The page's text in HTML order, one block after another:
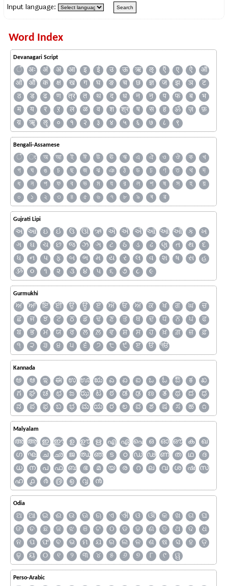
Input language:
Word Index
Devanagari Script
ँ अः अं अ आ इ ई उ ऊ ऋ ऌ ऍ ए ऐ
ऑ
ओ
औ क क्ष ख ग घ ङ च छ ज्ञ ज झ ञ
ट
ठ
ड ढ ण त्र त थ द ध न ऩ प फ ब
भ
म
य र ऱ ल ळ व श श्र ष स ह ॐ ज़
फ़
य़
ॠ ॡ ० १ २ ३ ४ ५ ६ ७ ८ ९
Bengali-Assamese
ঁ ং অ আ ই ঈ উ ঊ ঋ এ ঐ ও ঔ ক
খ
গ
ঘ ঙ চ ছ জ ঝ ঞ ঠ ড ঢ ণ ত থ
দ
ধ
ন প ফ ব ভ ম য র ল শ ষ স হ
য়
০
১ ২ ৩ ৪ ৫ ৬ ৭ ৮ ৯ ৰ ৱ
Gujrati Lipi
અ આ ઇ ઈ ઉ ઊ ઋ ઍ એ ઐ ઑ ઓ ઔ ક
ખ
ગ
ઘ ચ છ જ ઝ ઞ ટ ઠ ડ ઢ ણ ત થ
દ
ધ
ન પ ફ બ ભ મ ય ર લ વ શ ષ સ
હ
ૐ
૦ ૧ ૨ ૩ ૪ ૫ ૬ ૭ ૮ ૯
Gurmukhi
ਅ ਆ ਇ ਈ ਉ ਊ ਏ ਐ ਓ ਔ ਕ ਖ ਗ ਘ
ਚ
ਛ
ਜ ਝ ਟ ਠ ਡ ਢ ਣ ਤ ਥ ਦ ਧ ਨ ਪ
ਫ
ਬ
ਭ ਮ ਯ ਰ ਲ ਲ਼ ਵ ਸ਼ ਸ ਹ ਖ਼ ਗ਼ ਜ਼
ਫ਼
੧
੨ ੩ ੪ ੫ ੬ ੭ ੮ ੯ ੲ ੳ ੴ
Kannada
ಅ ಆ ಇ ಈ ಉ ಊ ಋ ಎ ಏ ಐ ಒ ಓ ಔ ಕ
ಖ
ಗ
ಘ ಚ ಛ ಜ ಝ ಟ ಠ ಡ ಢ ಣ ತ ಥ ದ
ಧ
ನ
ಪ ಫ ಬ ಭ ಮ ಯ ರ ಲ ವ ಶ ಷ ಸ ಹ ೧
Malyalam
അ ആ ഇ ഈ ഉ ഊ ഋ എ ഏ ഐ ഒ ഓ ഔ ക
ഖ
ഗ
ഘ ച ഛ ജ ഝ ഞ ട ഠ ഡ ഢ ണ ത ഥ
ദ
ധ
ന പ ഫ ബ ഭ മ യ ര റ ല വ ശ ഷ
സ
ഹ
൧ ൪ ൫ ൭ ൮ ൯
Odia
ଅ ଆ ଇ ଈ ଉ ଊ ଋ ଏ ଐ ଓ ଔ କ ଖ ଗ
ଘ
ଙ
ଚ ଛ ଜ ଝ ଞ ଟ ଠ ଡ ଢ ଣ ତ ଥ ଦ
ଧ
ନ
ପ ଫ ବ ଭ ମ ଯ ର ଲ ଳ ଶ ଷ ସ ହ
ଡ଼
ଢ଼
ୟ ୦ ୧ ୨ ୩ ୪ ୫ ୬ ୭ ୮ ୯ ୱ
Perso-Arabic